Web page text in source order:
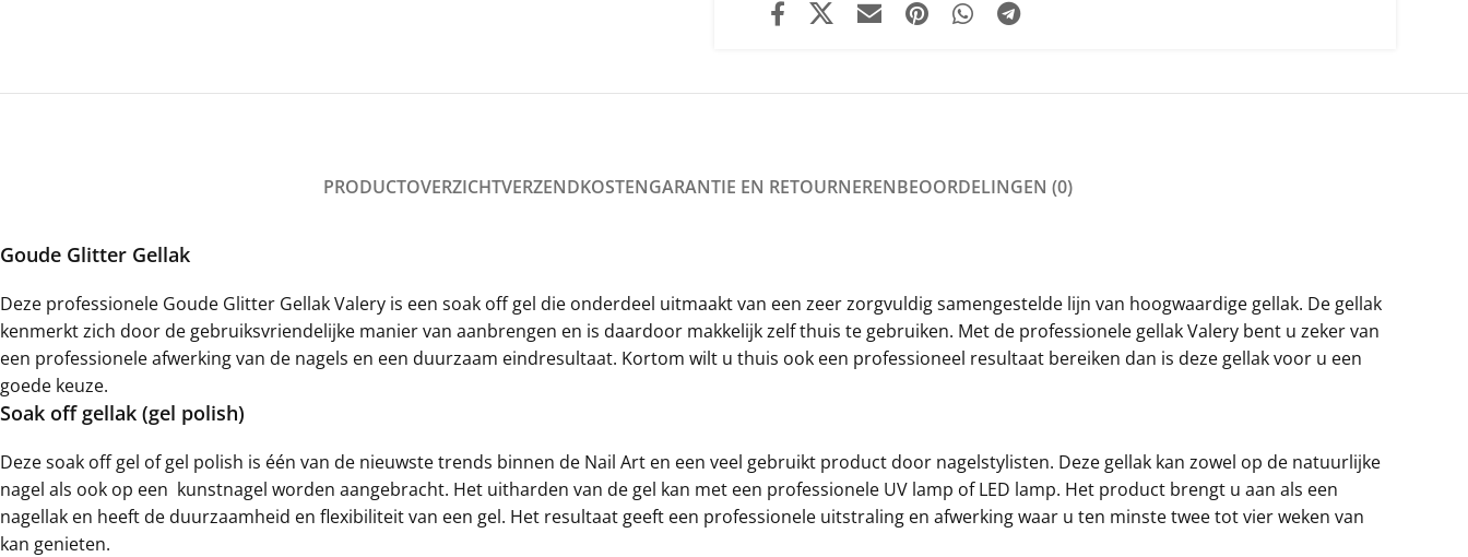
PRODUCTOVERZICHTVERZENDKOSTENGARANTIE EN RETOURNERENBEOORDELINGEN (0)
Goude Glitter Gellak
Deze professionele Goude Glitter Gellak Valery is een soak off gel die onderdeel uitmaakt van een zeer zorgvuldig samengestelde lijn van hoogwaardige gellak. De gellak
kenmerkt zich door de gebruiksvriendelijke manier van aanbrengen en is daardoor makkelijk zelf thuis te gebruiken. Met de professionele gellak Valery bent u zeker van
een professionele afwerking van de nagels en een duurzaam eindresultaat. Kortom wilt u thuis ook een professioneel resultaat bereiken dan is deze gellak voor u een
goede keuze.
Soak off gellak (gel polish)
Deze soak off gel of gel polish is één van de nieuwste trends binnen de Nail Art en een veel gebruikt product door nagelstylisten. Deze gellak kan zowel op de natuurlijke
nagel als ook op een kunstnagel worden aangebracht. Het uitharden van de gel kan met een professionele UV lamp of LED lamp. Het product brengt u aan als een
nagellak en heeft de duurzaamheid en flexibiliteit van een gel. Het resultaat geeft een professionele uitstraling en afwerking waar u ten minste twee tot vier weken van
kan genieten.